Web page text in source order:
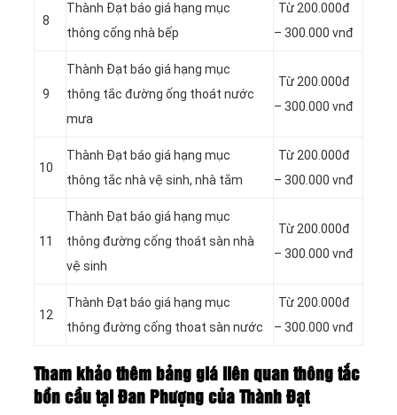
8
Thành Đạt báo giá hạng mục
thông cống nhà bếp
Từ 200.000đ
– 300.000 vnđ
9
Thành Đạt báo giá hạng mục
thông tắc đường ống thoát nước
mưa
Từ 200.000đ
– 300.000 vnđ
10
Thành Đạt báo giá hạng mục
thông tắc nhà vệ sinh, nhà tắm
Từ 200.000đ
– 300.000 vnđ
11
Thành Đạt báo giá hạng mục
thông đường cống thoát sàn nhà
vệ sinh
Từ 200.000đ
– 300.000 vnđ
12
Thành Đạt báo giá hạng mục
thông đường cống thoat sàn nước
Từ 200.000đ
– 300.000 vnđ
Tham khảo thêm bảng giá liên quan thông tắc
bồn cầu tại Đan Phượng của Thành Đạt